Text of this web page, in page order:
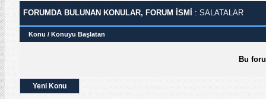
FORUMDA BULUNAN KONULAR, FORUM ISMI : SALATALAR
Konu / Konuyu Başlatan
Bu
Yeni Konu